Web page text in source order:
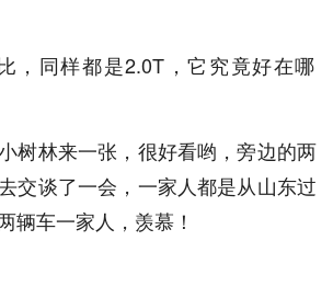
树林来一张，很好看哟，旁边的两
交谈了一会，一家人都是从山东过
辆车一家人，羡慕！